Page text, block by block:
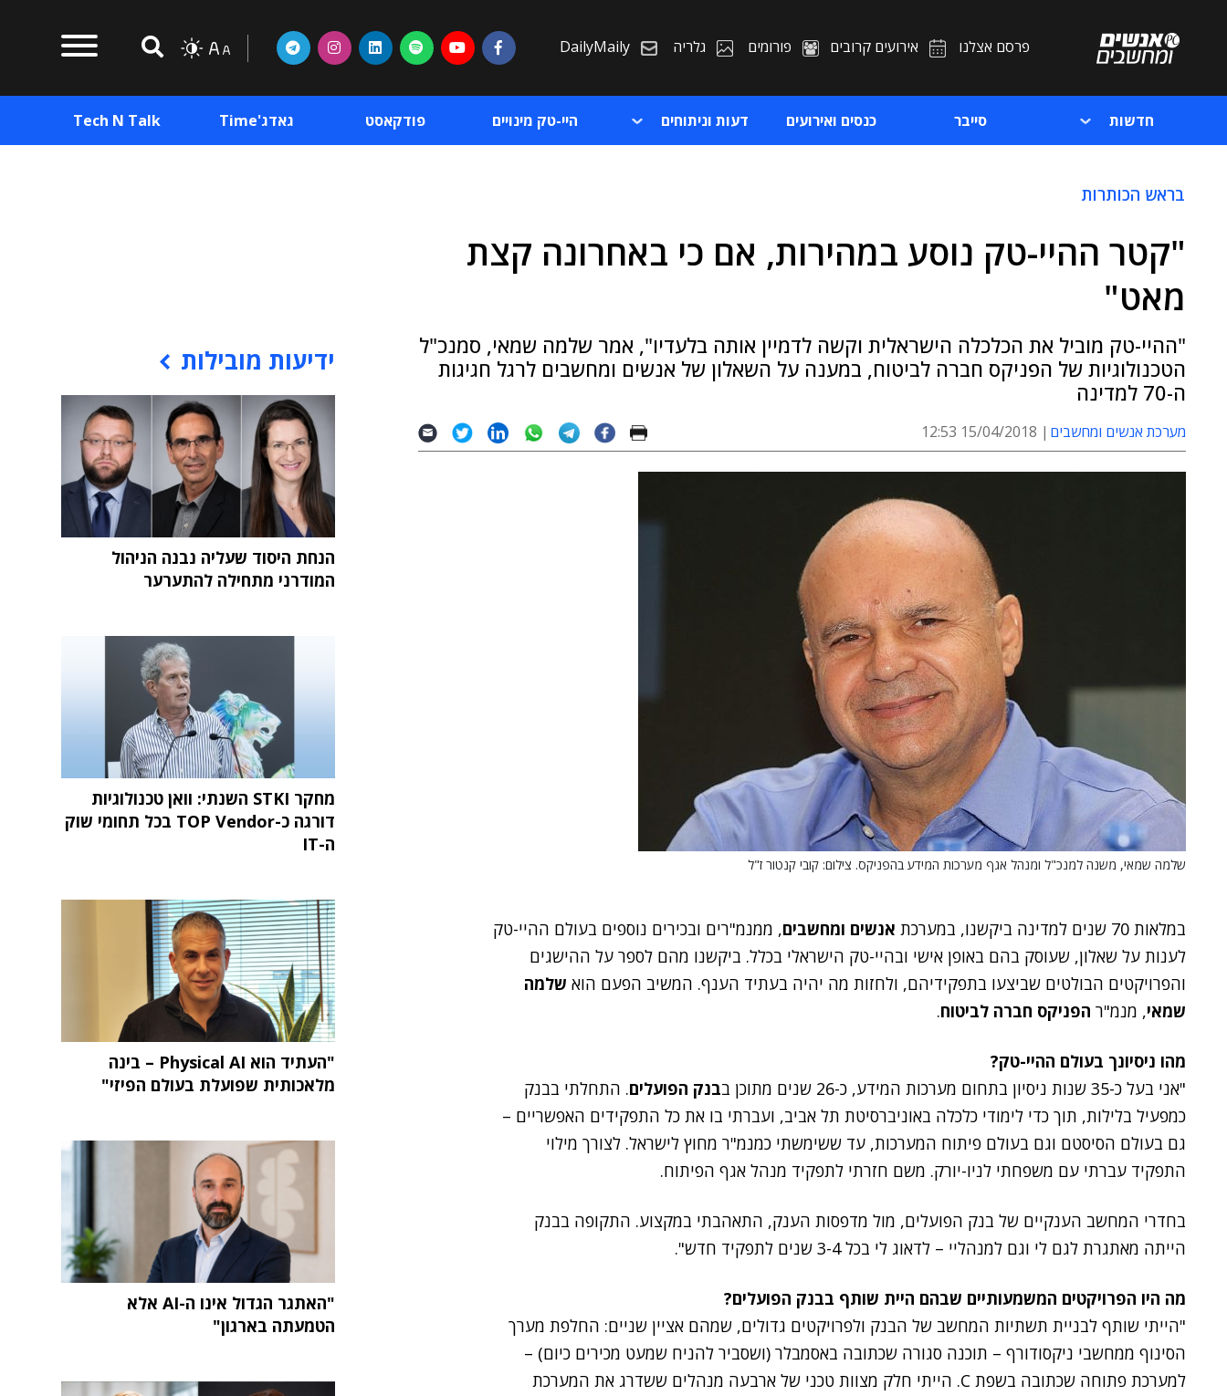
פרסם אצלנו אירועים קרובים פורומים גלריה DailyMaily
חדשות סייבר כנסים ואירועים דעות וניתוחים היי-טק מינויים פודקאסט גאדג'Time Tech N Talk
בראש הכותרות
"קטר ההיי-טק נוסע במהירות, אם כי באחרונה קצת
מאט"
"ההיי-טק מוביל את הכלכלה הישראלית וקשה לדמיין אותה בלעדיו", אמר שלמה שמאי, סמנכ"ל
הטכנולוגיות של הפניקס חברה לביטוח, במענה על השאלון של אנשים ומחשבים לרגל חגיגות
ה-70 למדינה
מערכת אנשים ומחשבים 15/04/2018 12:53
שלמה שמאי, משנה למנכ"ל ומנהל אגף מערכות המידע בהפניקס. צילום: קובי קנטור ז"ל
במלאות 70 שנים למדינה ביקשנו, במערכת אנשים ומחשבים, ממנמ"רים ובכירים נוספים בעולם ההיי-טק
לענות על שאלון, שעוסק בהם באופן אישי ובהיי-טק הישראלי בכלל. ביקשנו מהם לספר על ההישגים
והפרויקטים הבולטים שביצעו בתפקידיהם, ולחזות מה יהיה בעתיד הענף. המשיב הפעם הוא שלמה
שמאי, מנמ"ר הפניקס חברה לביטוח.
מהו ניסיונך בעולם ההיי-טק?
"אני בעל כ-35 שנות ניסיון בתחום מערכות המידע, כ-26 שנים מתוכן ב
בנק הפועלים. התחלתי בבנק
כמפעיל בלילות, תוך כדי לימודי כלכלה באוניברסיטת תל אביב, ועברתי בו את כל התפקידים האפשריים –
גם בעולם הסיסטם וגם בעולם פיתוח המערכות, עד ששימשתי כמנמ"ר מחוץ לישראל. לצורך מילוי
התפקיד עברתי עם משפחתי לניו-יורק. משם חזרתי לתפקיד מנהל אגף הפיתוח.
בחדרי המחשב הענקיים של בנק הפועלים, מול מדפסות הענק, התאהבתי במקצוע. התקופה בבנק
הייתה מאתגרת לגם לי וגם למנהליי – לדאוג לי בכל 3-4 שנים לתפקיד חדש".
מה היו הפרויקטים המשמעותיים שבהם היית שותף בבנק הפועלים?
"הייתי שותף לבניית תשתיות המחשב של הבנק ולפרויקטים גדולים, שמהם אציין שניים: החלפת מערך
הסינוף ממחשבי ניקסודורף – תוכנה סגורה שכתובה באסמבלר (ושסביר להניח שמעט מכירים כיום) –
למערכת פתוחה שכתובה בשפת C. הייתי חלק מצוות טכני של ארבעה מנהלים ששדרג את המערכת
ידיעות מובילות
הנחת היסוד שעליה נבנה הניהול
המודרני מתחילה להתערער
מחקר STKI השנתי: וואן טכנולוגיות
דורגה כ-TOP Vendor בכל תחומי שוק
ה-IT
"העתיד הוא Physical AI – בינה
מלאכותית שפועלת בעולם הפיזי"
"האתגר הגדול אינו ה-AI אלא
הטמעתה בארגון"